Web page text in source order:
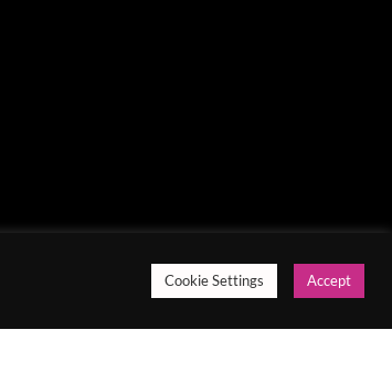
Cookie Settings Accept